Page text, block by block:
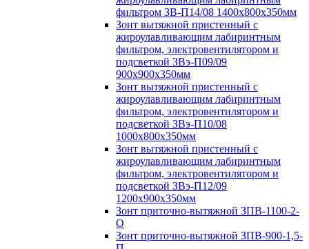
фильтром ЗВ-П14/08 1400х800х350мм
Зонт вытяжной пристенный с
жироулавливающим лабиринтным
фильтром, электровентилятором и
подсветкой ЗВэ-П09/09
900х900х350мм
Зонт вытяжной пристенный с
жироулавливающим лабиринтным
фильтром, электровентилятором и
подсветкой ЗВэ-П10/08
1000х800х350мм
Зонт вытяжной пристенный с
жироулавливающим лабиринтным
фильтром, электровентилятором и
подсветкой ЗВэ-П12/09
1200х900х350мм
Зонт приточно-вытяжной ЗПВ-1100-2-
О
Зонт приточно-вытяжной ЗПВ-900-1,5-